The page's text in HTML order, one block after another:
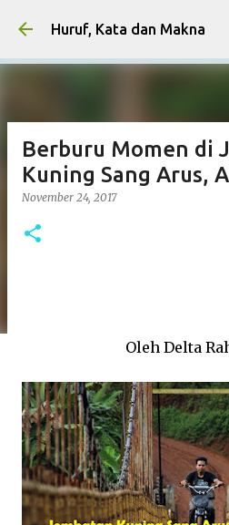
Skip to main
Huruf, Kata dan Makna
Berburu Momen di
Kuning Sang Arus,
November 24, 2017
Oleh Delta